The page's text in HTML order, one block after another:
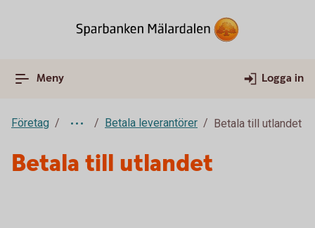
Meny Logga in
Företag Betala leverantörer Betala till utlandet
Betala till utlandet